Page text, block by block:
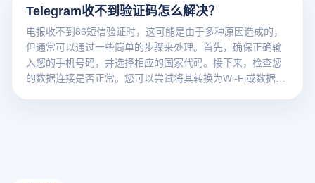
Telegram收不到验证码怎么解决？
电报收不到86短信验证时，这可能是由于多种原因造成的，
但通常可以通过一些简单的步骤来处理。首先，确保正确输
入您的手机号码，并选择相应的国家代码。接下来，检查您
的数据连接是否正常。您可以尝试将其转换为Wi-Fi或数据网